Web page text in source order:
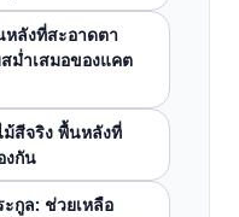
หลังที่สะอาดตา
ม่ำเสมอของแคต
ม้สีจริง พื้นหลังที่
งกัน
กูล: ช่วยเหลือ